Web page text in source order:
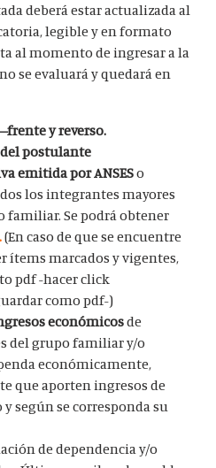
deberá estar actualizada al
legible y en formato
al momento de ingresar a la
se evaluará y quedará en
y reverso.
del postulante
emitida por ANSESo
los integrantes mayores
familiar. Se podrá obtener
(En caso de que se encuentre
ítems marcados y vigentes,
pdf -hacer click
como pdf-)
económicosde
del grupo familiar y/o
económicamente,
que aporten ingresos de
según se corresponda su
de dependencia y/o